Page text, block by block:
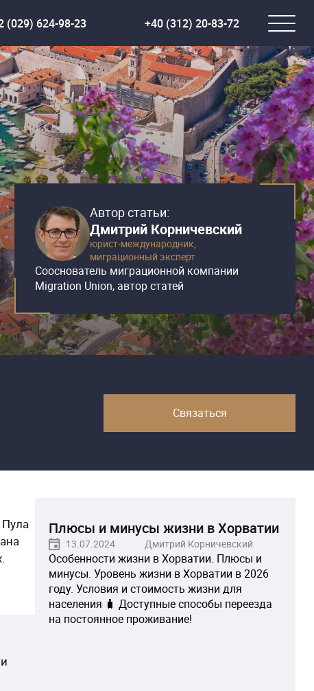
(029) 624-98-23 +40 (312) 20-83-72
Автор статьи:
Дмитрий Корничевский
юрист-международник,
миграционный эксперт
Сооснователь миграционной компании
Migration Union, автор статей
Связаться
Плюсы и минусы жизни в Хорватии
13.07.2024 Дмитрий Корничевский
Особенности жизни в Хорватии. Плюсы и
минусы. Уровень жизни в Хорватии в 2026
году. Условия и стоимость жизни для
населения 🧳 Доступные способы переезда
на постоянное проживание!